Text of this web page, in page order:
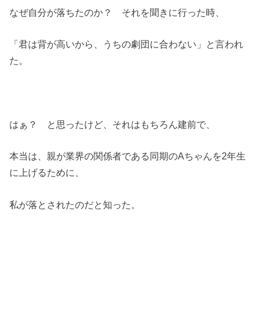
なぜ自分が落ちたのか？ それを聞きに行った時、
「君は背が高いから、うちの劇団に合わない」と言われ
た。
はぁ？ と思ったけど、それはもちろん建前で、
本当は、親が業界の関係者である同期のAちゃんを2年生
に上げるために、
私が落とされたのだと知った。